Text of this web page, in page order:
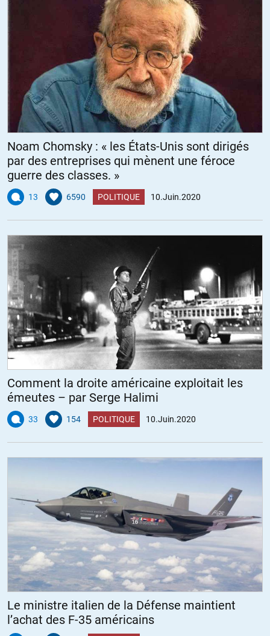
Noam Chomsky : « les États-Unis sont dirigés
par des entreprises qui mènent une féroce
guerre des classes. »
13 6590 POLITIQUE 10.Juin.2020
Comment la droite américaine exploitait les
émeutes – par Serge Halimi
33 154 POLITIQUE 10.Juin.2020
Le ministre italien de la Défense maintient
l’achat des F-35 américains